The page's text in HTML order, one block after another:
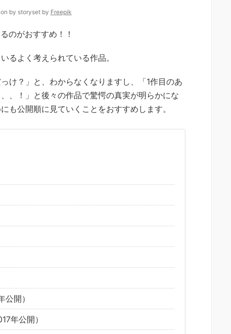
by storyset by Freepik
のがおすすめ！！
るよく考えられている作品。
け？」と、わからなくなりますし、「1作目のあ
、！」と後々の作品で驚愕の真実が明らかにな
も公開順に見ていくことをおすすめします。
開）
年公開）